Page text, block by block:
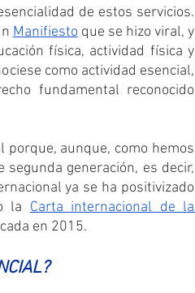
de estos servicios.
Manifiesto que se hizo viral, y
física, actividad física y
como actividad esencial,
fundamental reconocido
aunque, como hemos
generación, es decir,
ya se ha positivizado
la Carta internacional de la
en 2015.